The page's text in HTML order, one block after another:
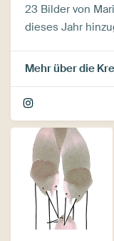
23 Bilder von
dieses Jahr
Mehr über die